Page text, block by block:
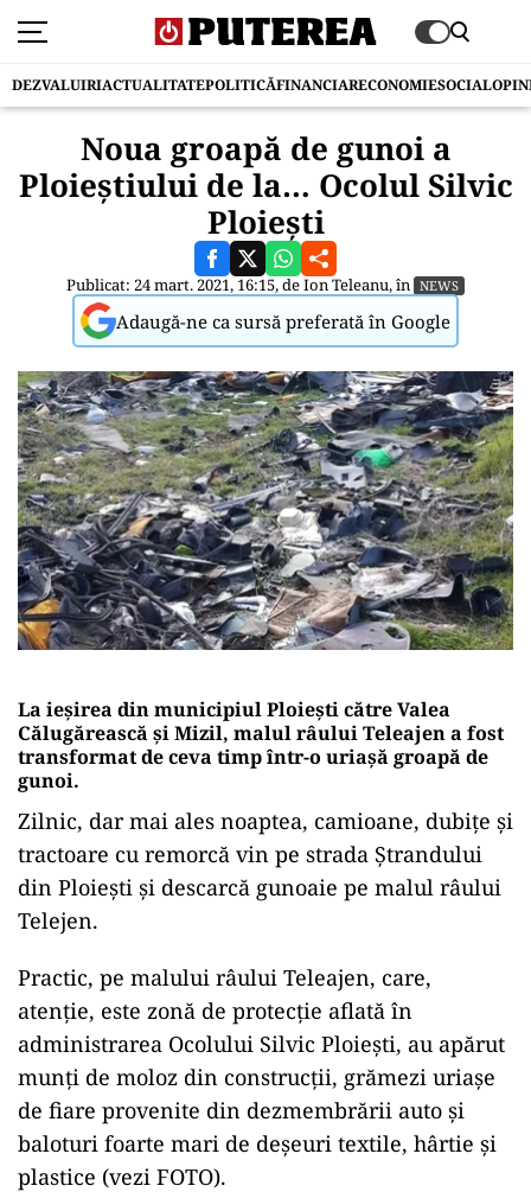
DEZVALUIRIACTUALITATEPOLITICĂFINANCIARECONOMIESOCIAL
Noua groapă de gunoi a
Ploieștiului de la… Ocolul Silvic
Ploiești
Publicat: 24 mart. 2021, 16:15, deIon Teleanu, în NEWS
Adaugă-ne ca sursă preferată în Google
La ieșirea din municipiul Ploiești către Valea
Călugărească și Mizil, malul râului Teleajen a fost
transformat de ceva timp într-o uriașă groapă de
gunoi.
Zilnic, dar mai ales noaptea, camioane, dubițe și
tractoare cu remorcă vin pe strada Ștrandului
din Ploiești și descarcă gunoaie pe malul râului
Telejen.
Practic, pe malului râului Teleajen, care,
atenție, este zonă de protecție aflată în
administrarea Ocolului Silvic Ploiești, au apărut
munți de moloz din construcții, grămezi uriașe
de fiare provenite din dezmembrării auto și
baloturi foarte mari de deșeuri textile, hârtie și
plastice (vezi FOTO).